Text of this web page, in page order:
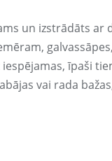
un izstrādāts
īpaši
vai rada